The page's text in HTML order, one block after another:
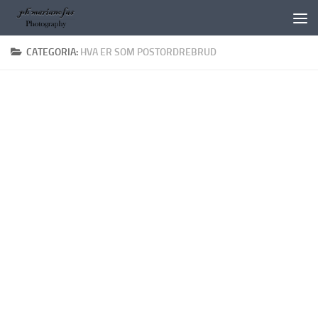
Salta al contenuto
CATEGORIA: HVA ER SOM POSTORDREBRUD